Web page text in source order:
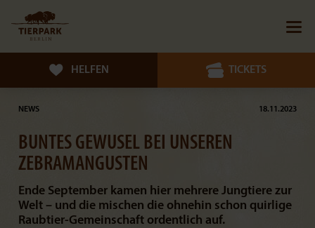
HELFEN TICKETS
18.11.2023
NEWS
BUNTES GEWUSEL BEI UNSEREN
ZEBRAMANGUSTEN
Ende September kamen hier mehrere Jungtiere zur
Welt – und die mischen die ohnehin schon quirlige
Raubtier-Gemeinschaft ordentlich auf.